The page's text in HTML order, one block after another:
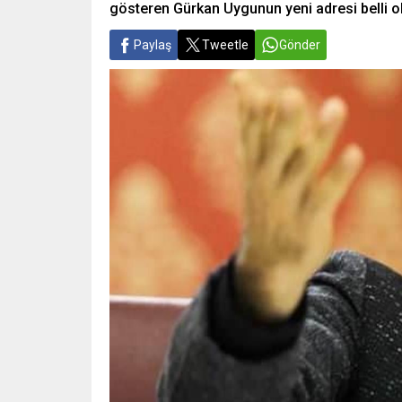
gösteren Gürkan Uygunun yeni adresi belli
Paylaş Tweetle Gönder